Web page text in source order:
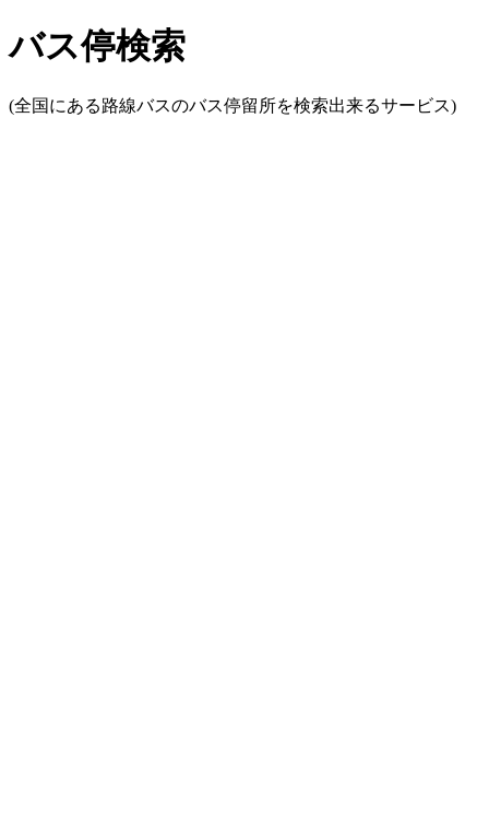
バス停検索
(全国にある路線バスのバス停留所を検索出来るサービス)